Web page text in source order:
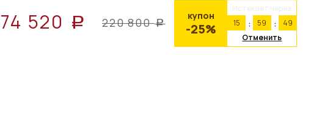
74 520 a 220 800 a
купон
-25%
15
59
48
Отменить